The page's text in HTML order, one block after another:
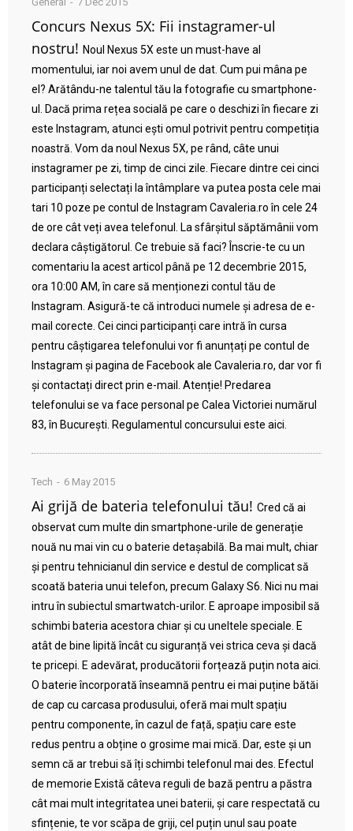
Concurs Nexus 5X: Fii instagramer-ul
nostru! Noul Nexus 5X este un must-have al
momentului, iar noi avem unul de dat. Cum pui mâna pe
el? Arătându-ne talentul tău la fotografie cu smartphone-
ul. Dacă prima rețea socială pe care o deschizi în fiecare zi
este Instagram, atunci ești omul potrivit pentru competiția
noastră. Vom da noul Nexus 5X, pe rând, câte unui
instagramer pe zi, timp de cinci zile. Fiecare dintre cei cinci
participanți selectați la întâmplare va putea posta cele mai
tari 10 poze pe contul de Instagram Cavaleria.ro în cele 24
de ore cât veți avea telefonul. La sfârșitul săptămânii vom
declara câștigătorul. Ce trebuie să faci? Înscrie-te cu un
comentariu la acest articol până pe 12 decembrie 2015,
ora 10:00 AM, în care să menționezi contul tău de
Instagram. Asigură-te că introduci numele și adresa de e-
mail corecte. Cei cinci participanți care intră în cursa
pentru câștigarea telefonului vor fi anunțați pe contul de
Instagram și pagina de Facebook ale Cavaleria.ro, dar vor fi
și contactați direct prin e-mail. Atenție! Predarea
telefonului se va face personal pe Calea Victoriei numărul
83, în București. Regulamentul concursului este aici.
Tech 6 May 2015
Ai grijă de bateria telefonului tău! Cred că ai
observat cum multe din smartphone-urile de generație
nouă nu mai vin cu o baterie detașabilă. Ba mai mult, chiar
și pentru tehnicianul din service e destul de complicat să
scoată bateria unui telefon, precum Galaxy S6. Nici nu mai
intru în subiectul smartwatch-urilor. E aproape imposibil să
schimbi bateria acestora chiar și cu uneltele speciale. E
atât de bine lipită încât cu siguranță vei strica ceva și dacă
te pricepi. E adevărat, producătorii forțează puțin nota aici.
O baterie încorporată înseamnă pentru ei mai puține bătăi
de cap cu carcasa produsului, oferă mai mult spațiu
pentru componente, în cazul de față, spațiu care este
redus pentru a obține o grosime mai mică. Dar, este și un
semn că ar trebui să îți schimbi telefonul mai des. Efectul
de memorie Există câteva reguli de bază pentru a păstra
cât mai mult integritatea unei baterii, și care respectată cu
sfințenie, te vor scăpa de griji, cel puțin unul sau poate